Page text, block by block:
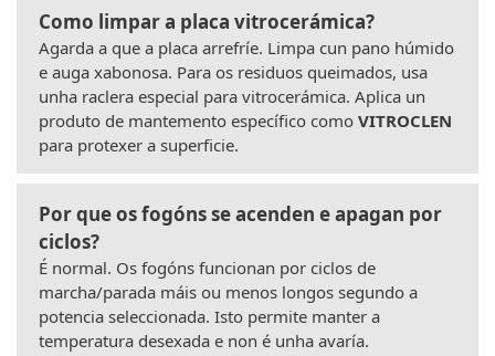
Como limpar a placa vitrocerámica?
Agarda a que a placa arrefríe. Limpa cun pano húmido
e auga xabonosa. Para os residuos queimados, usa
unha raclera especial para vitrocerámica. Aplica un
produto de mantemento específico como VITROCLEN
para protexer a superficie.
Por que os fogóns se acenden e apagan por
ciclos?
É normal. Os fogóns funcionan por ciclos de
marcha/parada máis ou menos longos segundo a
potencia seleccionada. Isto permite manter a
temperatura desexada e non é unha avaría.